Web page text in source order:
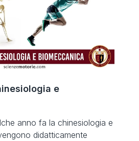
portata circolatoria
dei tessuti Attivazione dei
Miglioramento della
e
anno fa la chinesiologia e
didatticamente